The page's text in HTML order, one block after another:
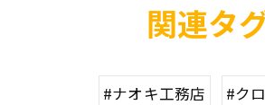
関連タ
#ナオキ工務店 #ク